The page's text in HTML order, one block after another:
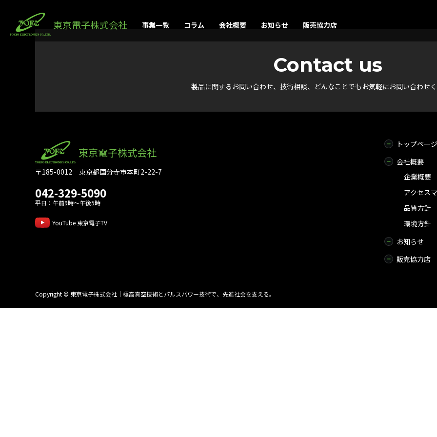
東京電子株式会社 事業一覧 コラム 会社概要 お知らせ 販売協力店
Contact us
製品に関するお問い合わせ、技術相談、 どんなことでもお気軽にお問い合わせく
東京電子株式会社
〒185-0012 東京都国分寺市本町2-22-7
042-329-5090
平日：午前9時～午後5時
YouTube 東京電子TV
トップページ
会社概要
企業概要
アクセス
品質方針
環境方針
お知らせ
販売協力店
Copyright © 東京電子株式会社｜極高真空技術とパルスパワー技術で、先進社会を支える。